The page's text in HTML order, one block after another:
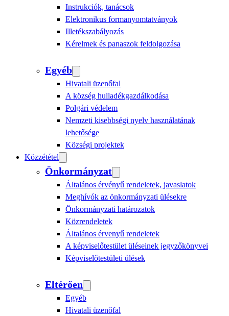
Instrukciók, tanácsok
Elektronikus formanyomtatványok
Illetékszabályozás
Kérelmek és panaszok feldolgozása
Egyéb
Hivatali üzenőfal
A község hulladékgazdálkodása
Polgári védelem
Nemzeti kisebbségi nyelv használatának
lehetősége
Községi projektek
Közzététel
Önkormányzat
Általános érvényű rendeletek, javaslatok
Meghívók az önkormányzati ülésekre
Önkormányzati határozatok
Közrendeletek
Általános érvenyű rendeletek
A képviselőtestület üléseinek jegyzőkönyvei
Képviselőtestületi ülések
Eltérően
Egyéb
Hivatali üzenőfal